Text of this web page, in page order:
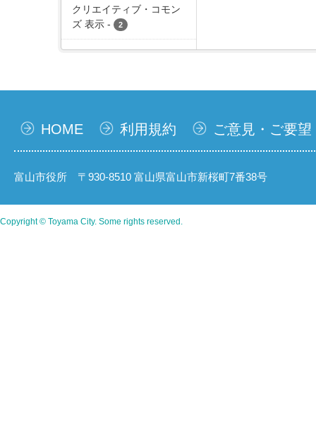
クリエイティブ・コモン
ズ 表示 - 2
HOME 利用規約 ご意見・ご要望
富山市役所 〒930-8510 富山県富山市新桜町7番38号
Copyright © Toyama City. Some rights reserved.